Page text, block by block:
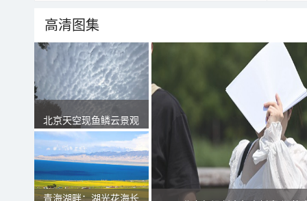
高清图集
北京天空现鱼鳞云景观
青海湖畔：湖光花海长